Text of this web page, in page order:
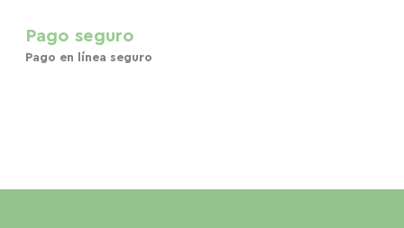
Pago seguro
Pago en línea seguro